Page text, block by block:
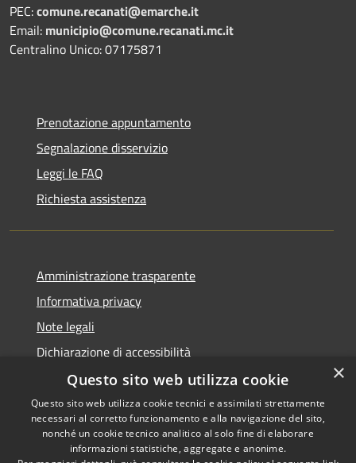
PEC:comune.recanati@emarche.it
Email: municipio@comune.recanati.mc.it
Centralino Unico: 07175871
Prenotazione appuntamento
Segnalazione disservizio
Leggi le FAQ
Richiesta assistenza
Amministrazione trasparente
Informativa privacy
Note legali
Dichiarazione di accessibilità
Accessibilità
Copyright © 2026 • Comune di
Recanati • Powered by
×
Questo sito web utilizza cookie
Questo sito web utilizza cookie tecnici e assimilati strettamente
necessari al corretto funzionamento e alla navigazione del sito,
nonché un cookie tecnico analitico al solo fine di elaborare
informazioni statistiche, aggregate e anonime.